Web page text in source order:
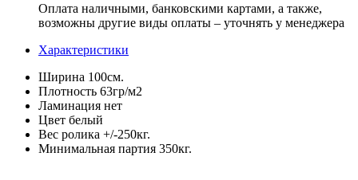
Оплата наличными, банковскими картами, а также,
возможны другие виды оплаты – уточнять у менеджера
Характеристики
Ширина 100см.
Плотность 63гр/м2
Ламинация нет
Цвет белый
Вес ролика +/-250кг.
Минимальная партия 350кг.